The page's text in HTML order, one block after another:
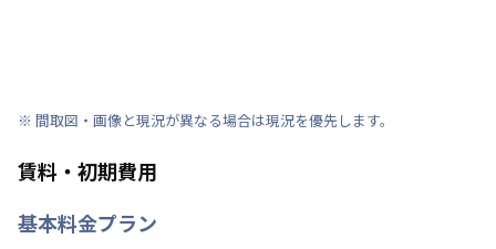
※ 間取図・画像と現況が異なる場合は現況を優先します。
賃料・初期費用
基本料金プラン